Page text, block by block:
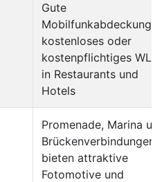
Gute
Mobilfunkabdeckung;
kostenloses oder
kostenpflichtiges
in Restaurants und
Hotels
Promenade, Marina
Brückenverbindungen
bieten attraktive
Fotomotive und